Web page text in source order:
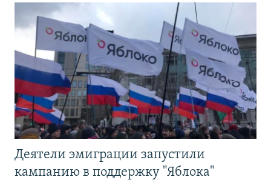
Деятели эмиграции запустили
кампанию в поддержку "Яблока"